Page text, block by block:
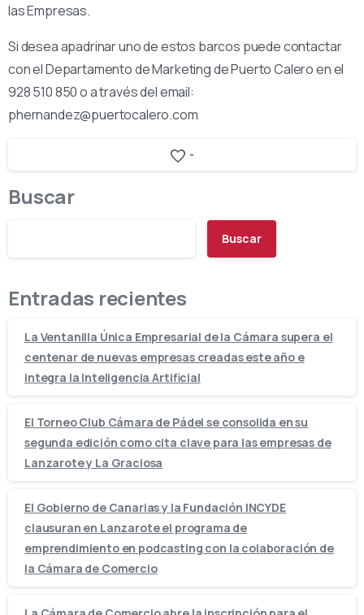
las Empresas.
Si desea apadrinar uno de estos barcos puede contactar
con el Departamento de Marketing de Puerto Calero en el
928 510 850 o a través del email:
phernandez@puertocalero.com
-
Buscar
Buscar
Entradas recientes
La Ventanilla Única Empresarial de la Cámara supera el
centenar de nuevas empresas creadas este año e
integra la Inteligencia Artificial
El Torneo Club Cámara de Pádel se consolida en su
segunda edición como cita clave para las empresas de
Lanzarote y La Graciosa
El Gobierno de Canarias y la Fundación INCYDE
clausuran en Lanzarote el programa de
emprendimiento en podcasting con la colaboración de
la Cámara de Comercio